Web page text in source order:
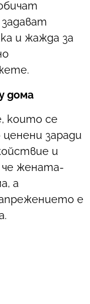
и жажда за
дома
които се
заради
и
жената-
а
е